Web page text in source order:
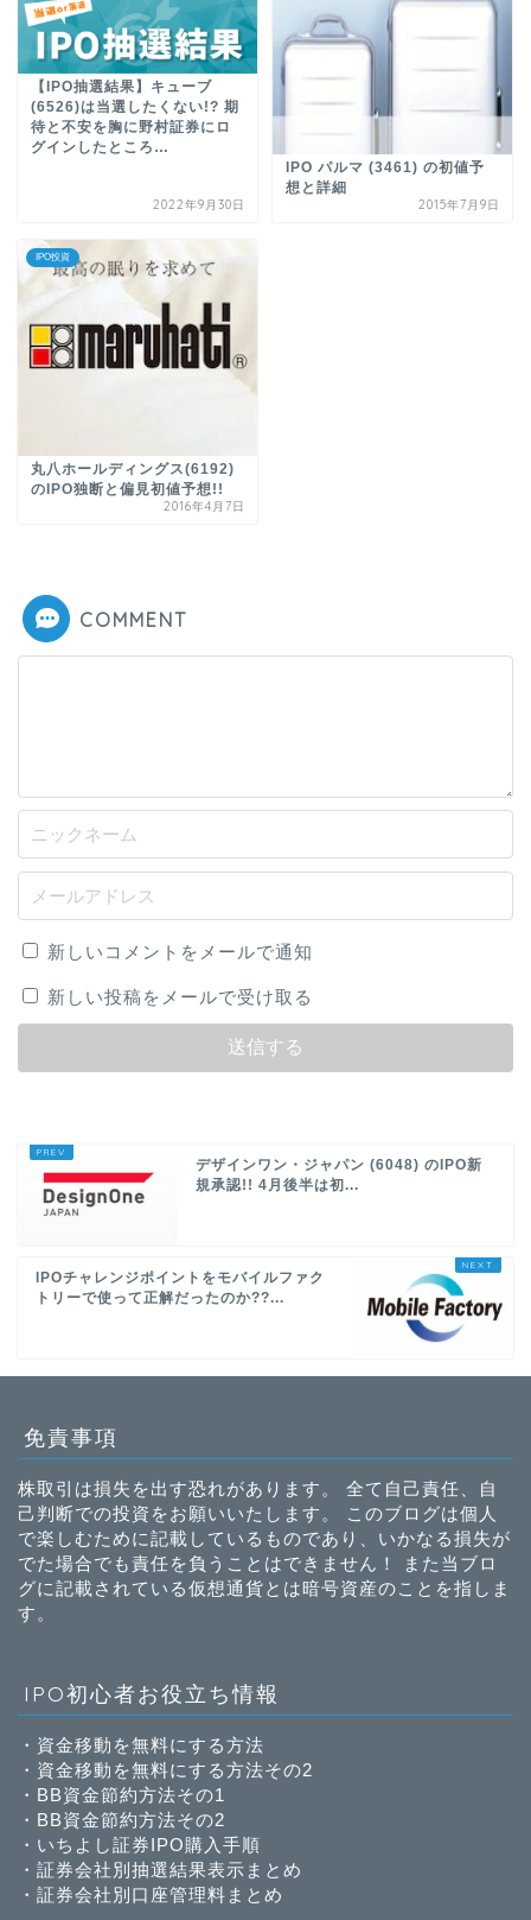
【IPO抽選結果】キューブ
(6526)は当選したくない!? 期
待と不安を胸に野村証券にロ
グインしたところ…
2022年9月30日
IPO パルマ (3461) の初値予
想と詳細
2015年7月9日
IPO投資
丸八ホールディングス(6192)
のIPO独断と偏見初値予想!!
2016年4月7日
COMMENT
新しいコメントをメールで通知
新しい投稿をメールで受け取る
デザインワン・ジャパン (6048) のIPO新
規承認!! 4月後半は初...
IPOチャレンジポイントをモバイルファク
トリーで使って正解だったのか??...
免責事項
株取引は損失を出す恐れがあります。 全て自己責任、自
己判断での投資をお願いいたします。 このブログは個人
で楽しむために記載しているものであり、いかなる損失が
でた場合でも責任を負うことはできません！ また当ブロ
グに記載されている仮想通貨とは暗号資産のことを指しま
す。
IPO初心者お役立ち情報
・ 資金移動を無料にする方法
・ 資金移動を無料にする方法その2
・ BB資金節約方法その1
・ BB資金節約方法その2
・ いちよし証券IPO購入手順
・ 証券会社別抽選結果表示まとめ
・ 証券会社別口座管理料まとめ